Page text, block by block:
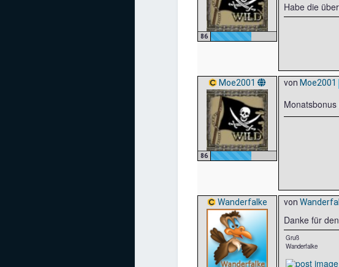
86
Habe die
Moe2001
86
von Moe2001
Wanderfalke von
Danke für
Gruß
Wanderfalke